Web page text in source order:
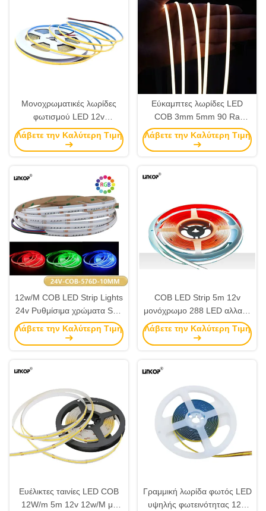
Μονοχρωματικές λωρίδες
φωτισμού LED 12v
384leds/M 3mm 1000lm/m
Λάβετε την Καλύτερη Τιμή
Εύκαμπτες λωρίδες LED
COB 3mm 5mm 90 Ra
Μονόχρωμη γραμμική
λωρίδα
Λάβετε την Καλύτερη Τιμή
12w/M COB LED Strip Lights
24v Ρυθμίσιμα χρώματα Soft
LED Strip Lights
Λάβετε την Καλύτερη Τιμή
COB LED Strip 5m 12v
μονόχρωμο 288 LED αλλαγή
χρώματος φώτα Strip
Λάβετε την Καλύτερη Τιμή
Ευέλικτες ταινίες LED COB
12W/m 5m 12v 12w/M με
Γραμμική λωρίδα φωτός LED
υψηλής φωτεινότητας 12V